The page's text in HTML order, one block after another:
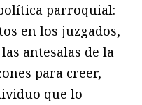
parroquial:
en los juzgados,
antesalas de la
para creer,
que lo